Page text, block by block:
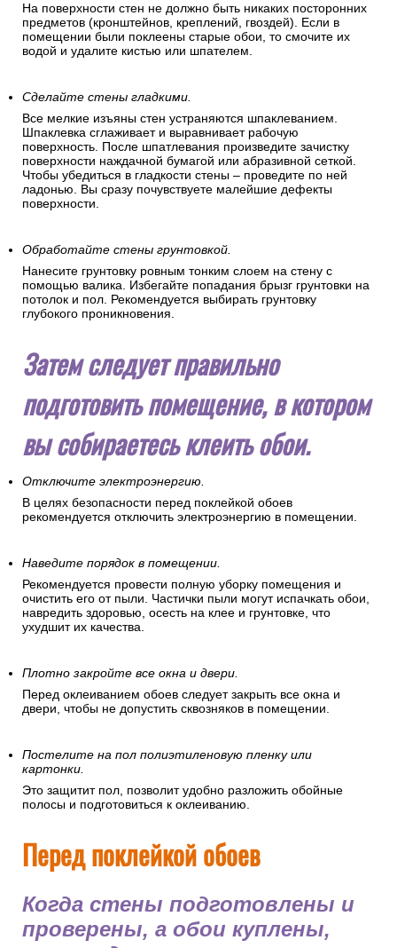
На поверхности стен не должно быть никаких посторонних
предметов (кронштейнов, креплений, гвоздей). Если в
помещении были поклеены старые обои, то смочите их
водой и удалите кистью или шпателем.
Сделайте стены гладкими.
Все мелкие изъяны стен устраняются шпаклеванием.
Шпаклевка сглаживает и выравнивает рабочую
поверхность. После шпатлевания произведите зачистку
поверхности наждачной бумагой или абразивной сеткой.
Чтобы убедиться в гладкости стены – проведите по ней
ладонью. Вы сразу почувствуете малейшие дефекты
поверхности.
Обработайте стены грунтовкой.
Нанесите грунтовку ровным тонким слоем на стену с
помощью валика. Избегайте попадания брызг грунтовки на
потолок и пол. Рекомендуется выбирать грунтовку
глубокого проникновения.
Затем следует правильно
подготовить помещение, в котором
вы собираетесь клеить обои.
Отключите электроэнергию.
В целях безопасности перед поклейкой обоев
рекомендуется отключить электроэнергию в помещении.
Наведите порядок в помещении.
Рекомендуется провести полную уборку помещения и
очистить его от пыли. Частички пыли могут испачкать обои,
навредить здоровью, осесть на клее и грунтовке, что
ухудшит их качества.
Плотно закройте все окна и двери.
Перед оклеиванием обоев следует закрыть все окна и
двери, чтобы не допустить сквозняков в помещении.
Постелите на пол полиэтиленовую пленку или
картонки.
Это защитит пол, позволит удобно разложить обойные
полосы и подготовиться к оклеиванию.
Перед поклейкой обоев
Когда стены подготовлены и
проверены, а обои куплены,